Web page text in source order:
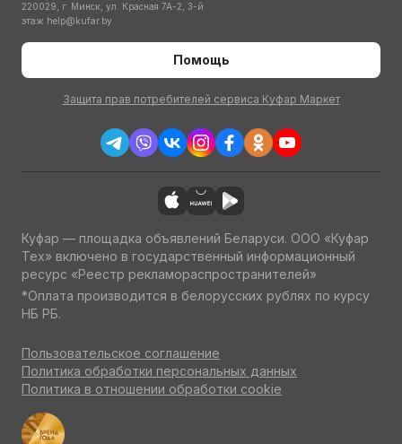
220029, г. Минск, ул. Красная 7А-2, 3-й
этаж help@kufar.by
Помощь
Защита прав потребителей сервиса Куфар Маркет
Куфар — площадка объявлений Беларуси. ООО «Куфар
Тех» включено в государственный информационный
ресурс «Реестр рекламораспространителей»
*Оплата производится в белорусских рублях по курсу
НБ РБ.
Пользовательское соглашение
Политика обработки персональных данных
Политика в отношении обработки cookie